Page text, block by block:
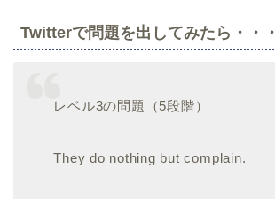
Twitterで問題を出してみたら・・・
レベル3の問題（5段階）
They do nothing but complain.